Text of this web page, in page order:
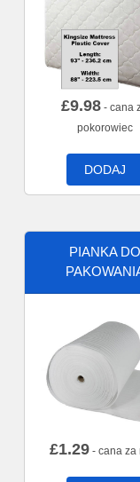
£9.98 - cana
pokorowiec
DODAJ
PIANKA DO
£1.29- cana za